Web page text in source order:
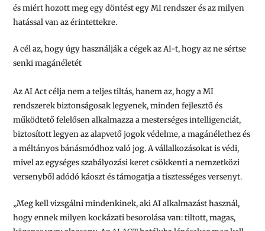
és miért hozott meg egy döntést egy MI rendszer és az milyen
hatással van az érintettekre.
A cél az, hogy úgy használják a cégek az AI-t, hogy az ne sértse
senki magánéletét
Az AI Act célja nem a teljes tiltás, hanem az, hogy a MI
rendszerek biztonságosak legyenek, minden fejlesztő és
működtető felelősen alkalmazza a mesterséges intelligenciát,
biztosított legyen az alapvető jogok védelme, a magánélethez és
a méltányos bánásmódhoz való jog. A vállalkozásokat is védi,
mivel az egységes szabályozási keret csökkenti a nemzetközi
versenyből adódó káoszt és támogatja a tisztességes versenyt.
„Meg kell vizsgálni mindenkinek, aki AI alkalmazást használ,
hogy ennek milyen kockázati besorolása van: tiltott, magas,